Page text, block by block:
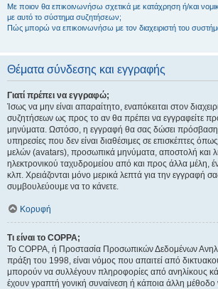
Με ποιον θα επικοινωνήσω σχετικά με κατάχρηση ή/και
με αυτό το σύστημα συζητήσεων;
Πώς μπορώ να επικοινωνήσω με τον διαχειριστή του
Θέματα σύνδεσης και εγγραφής
Γιατί πρέπει να εγγραφώ;
Ίσως να μην είναι απαραίτητο, εναπόκειται στον
συζητήσεων ως προς το αν θα πρέπει να εγγραφείτε
μηνύματα. Ωστόσο, η εγγραφή θα σας δώσει πρόσβαση
υπηρεσίες που δεν είναι διαθέσιμες σε επισκέπτες
μελών (avatars), προσωπικά μηνύματα, αποστολή και
ηλεκτρονικού ταχυδρομείου από και προς άλλα μέλη,
κλπ. Χρειάζονται μόνο μερικά λεπτά για την εγγραφή
συμβουλεύουμε να το κάνετε.
Κορυφή
Τι είναι το COPPA;
Το COPPA, ή Προστασία Προσωπικών Δεδομένων
πράξη του 1998, είναι νόμος που απαιτεί από
μπορούν να συλλέγουν πληροφορίες από ανηλίκους
έχουν γραπτή γονική συναίνεση ή κάποια άλλη μέθοδο